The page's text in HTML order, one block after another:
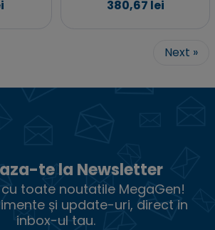
380,67 lei
Next »
te la Newsletter
toate noutatile MegaGen!
și update-uri, direct in
inbox-ul tau.